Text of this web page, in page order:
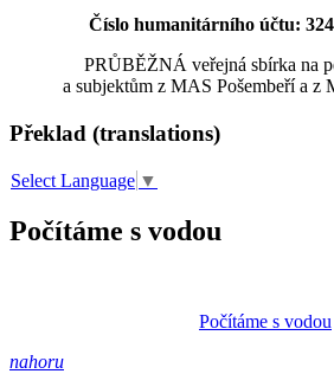
Číslo humanitárního účtu:
PRŮBĚŽNÁ veřejná sbírka na
a subjektům z MAS Pošembeří a z
Překlad (translations)
Select Language ▼
Počítáme s vodou
Počítáme s vodou
nahoru